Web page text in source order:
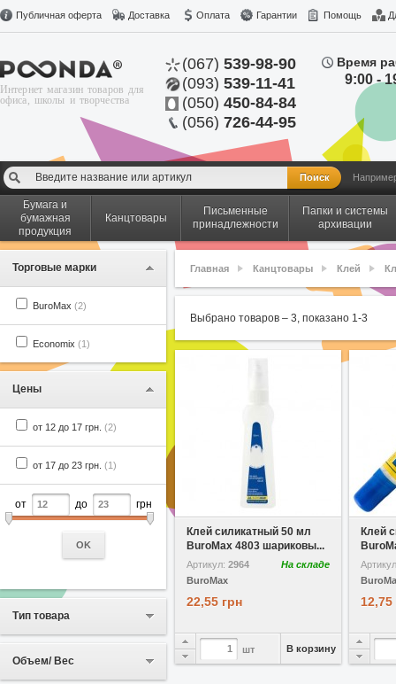
Публичная оферта Доставка Оплата Гарантии Помощь
Интернет магазин товаров для
офиса, школы и творчества
(067) 539-98-90
(093) 539-11-41
(050) 450-84-84
(056) 726-44-95
Время
9:00 -
Бумага и
бумажная
продукция
Канцтовары
Письменные
принадлежности
Папки и системы
архивации
Торговые марки
BuroMax (2)
Economix (1)
Цены
от 12 до 17 грн. (2)
от 17 до 23 грн. (1)
от до грн
OK
Тип товара
Объем/ Вес
Главная Канцтовары Клей
Выбрано товаров – 3, показано 1-3
Клей силикатный 50 мл
BuroMax 4803 шариковы...
Артикул: 2964
На складе
BuroMax
22,55 грн
шт В корзину
В
Клей
12,75